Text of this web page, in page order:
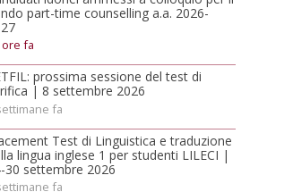
part-time counselling a.a. 2026-
ore fa
| 8 settembre 2026
fa
lingua inglese 1 per studenti LILECI |
30 settembre 2026
fa